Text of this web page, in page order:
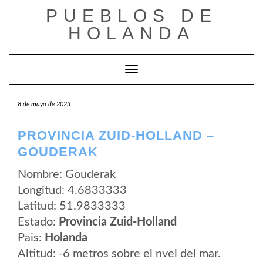
PUEBLOS DE
HOLANDA
Cambiar modo de navegación
8 de mayo de 2023
PROVINCIA ZUID-HOLLAND –
GOUDERAK
Nombre: Gouderak
Longitud: 4.6833333
Latitud: 51.9833333
Estado: Provincia Zuid-Holland
Pais: Holanda
Altitud: -6 metros sobre el nvel del mar.